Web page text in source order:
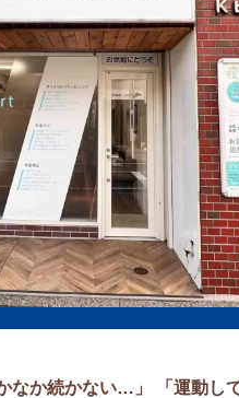
なか続かない…」 「運動し